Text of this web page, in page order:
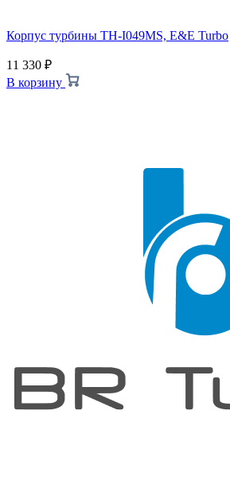
Корпус турбины TH-I049MS, E&E Turbo
11 330 ₽
В корзину